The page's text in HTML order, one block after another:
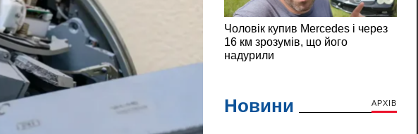
Новини АРХІВ